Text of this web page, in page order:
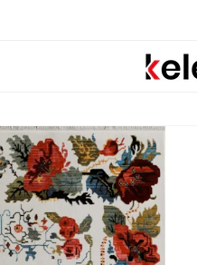
Mobilya